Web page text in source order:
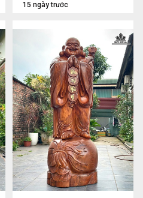
15 ngày trước